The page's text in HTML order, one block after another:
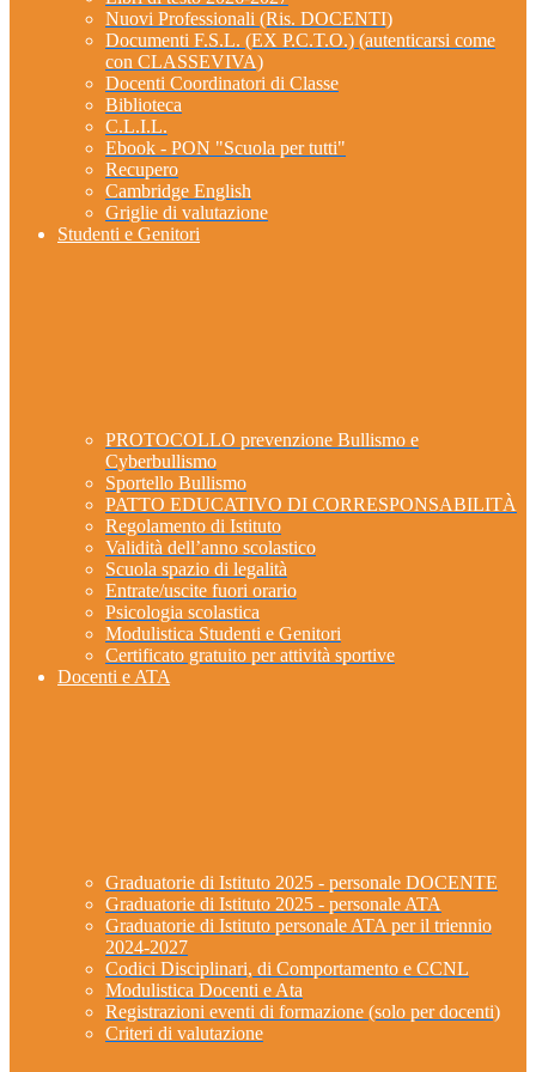
Nuovi Professionali (Ris. DOCENTI)
Documenti F.S.L. (EX P.C.T.O.) (autenticarsi come
con CLASSEVIVA)
Docenti Coordinatori di Classe
Biblioteca
C.L.I.L.
Ebook - PON "Scuola per tutti"
Recupero
Cambridge English
Griglie di valutazione
Studenti e Genitori
PROTOCOLLO prevenzione Bullismo e
Cyberbullismo
Sportello Bullismo
PATTO EDUCATIVO DI CORRESPONSABILITÀ
Regolamento di Istituto
Validità dell’anno scolastico
Scuola spazio di legalità
Entrate/uscite fuori orario
Psicologia scolastica
Modulistica Studenti e Genitori
Certificato gratuito per attività sportive
Docenti e ATA
Graduatorie di Istituto 2025 - personale DOCENTE
Graduatorie di Istituto 2025 - personale ATA
Graduatorie di Istituto personale ATA per il triennio
2024-2027
Codici Disciplinari, di Comportamento e CCNL
Modulistica Docenti e Ata
Registrazioni eventi di formazione (solo per docenti)
Criteri di valutazione